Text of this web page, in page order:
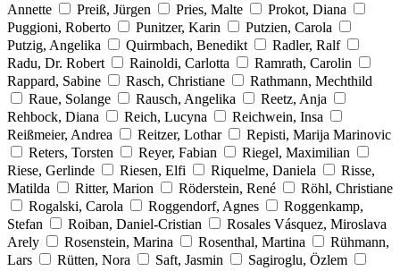
Annette
Preiß, Jürgen Pries, Malte
Prokot, Diana
Puggioni, Roberto
Punitzer, Karin
Putzien, Carola
Putzig, Angelika
Quirmbach, Benedikt
Radler, Ralf
Radu, Dr. Robert
Rainoldi, Carlotta
Ramrath, Carolin
Rappard, Sabine
Rasch, Christiane
Rathmann, Mechthild
Raue, Solange
Rausch, Angelika
Reetz, Anja
Rehbock, Diana
Reich, Lucyna
Reichwein, Insa
Reißmeier, Andrea
Reitzer, Lothar
Repisti, Marija Marinovic
Reters, Torsten
Reyer, Fabian
Riegel, Maximilian
Riese, Gerlinde
Riesen, Elfi Riquelme, Daniela
Risse,
Matilda
Ritter, Marion Röderstein, René
Röhl, Christiane
Rogalski, Carola
Roggendorf, Agnes
Roggenkamp,
Stefan
Roiban, Daniel-Cristian
Rosales Vásquez, Miroslava
Arely
Rosenstein, Marina Rosenthal, Martina
Rühmann,
Lars
Rütten, Nora Saft, Jasmin
Sagiroglu, Özlem